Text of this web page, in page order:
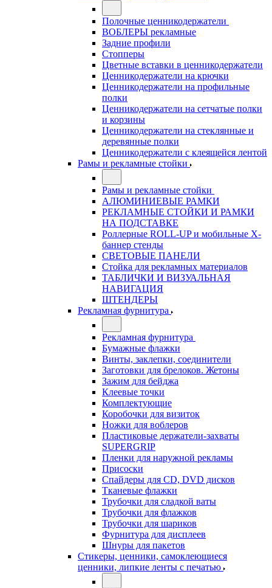
Полочные ценникодержатели
ВОБЛЕРЫ рекламные
Задние профили
Стопперы
Цветные вставки в ценникодержатели
Ценникодержатели на крючки
Ценникодержатели на профильные
полки
Ценникодержатели на сетчатые полки
и корзины
Ценникодержатели на стеклянные и
деревянные полки
Ценникодержатели с клеящейся лентой
Рамы и рекламные стойки
Рамы и рекламные стойки
АЛЮМИНИЕВЫЕ РАМКИ
РЕКЛАМНЫЕ СТОЙКИ И РАМКИ
НА ПОДСТАВКЕ
Роллерные ROLL-UP и мобильные X-
баннер стенды
СВЕТОВЫЕ ПАНЕЛИ
Стойка для рекламных материалов
ТАБЛИЧКИ И ВИЗУАЛЬНАЯ
НАВИГАЦИЯ
ШТЕНДЕРЫ
Рекламная фурнитура
Рекламная фурнитура
Бумажные флажки
Винты, заклепки, соединители
Заготовки для брелоков. Жетоны
Зажим для бейджа
Клеевые точки
Комплектующие
Коробочки для визиток
Ножки для воблеров
Пластиковые держатели-захваты
SUPERGRIP
Пленки для наружной рекламы
Присоски
Спайдеры для CD, DVD дисков
Тканевые флажки
Трубочки для сладкой ваты
Трубочки для флажков
Трубочки для шариков
Фурнитура для дисплеев
Шнуры для пакетов
Стикеры, ценники, самоклеющиеся
ценники, липкие ленты с печатью